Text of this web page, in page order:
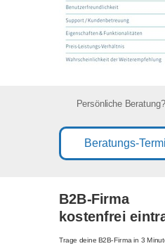
Beratungs-
Persönliche Beratung?
B2B-Firma
kostenfrei
Trage deine B2B-Firma in 3